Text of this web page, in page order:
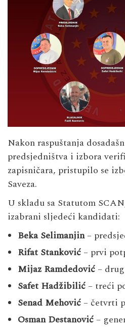
Nakon raspuštanja
predsjedništva i izbora
zapisničara, pristupilo se
Saveza.
U skladu sa Statutom
izabrani sljedeći kandidati:
Beka Selimanjin–
Rifat Stanković – prvi
Mijaz Ramdedović –
Safet Hadžibilić – treći
Senad Mehović – četvrti
Osman Destanović –